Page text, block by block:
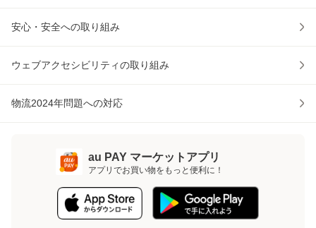
安心・安全への取り組み
ウェブアクセシビリティの取り組み
物流2024年問題への対応
au PAY マーケットアプリ
アプリでお買い物をもっと便利に！